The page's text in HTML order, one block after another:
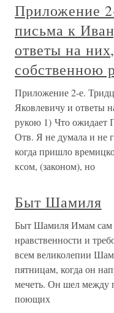
Приложение
письма к
ответы на
собственною
Приложение 2-е.
Яковлевичу и ответы
рукою 1) Что ожидает
Отв. Я не думала и не
когда пришло
ксом, (законом), но
Быт Шамиля
Быт Шамиля Имам сам
нравственности и
всем великолепии
пятницам, когда он
мечеть. Он шел между
поющих